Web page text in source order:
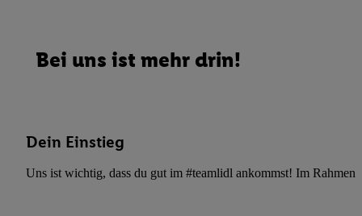
Bei uns ist mehr drin!
Dein Einstieg
Uns ist wichtig, dass du gut im #teamlidl ankommst! Im Rahmen